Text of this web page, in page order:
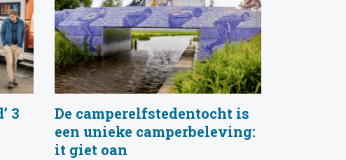
3
De camperelfstedentocht is
een unieke camperbeleving:
it giet oan